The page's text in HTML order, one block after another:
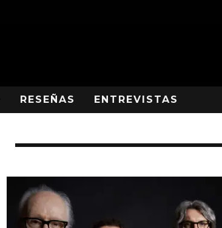
RESEÑAS ENTREVISTAS